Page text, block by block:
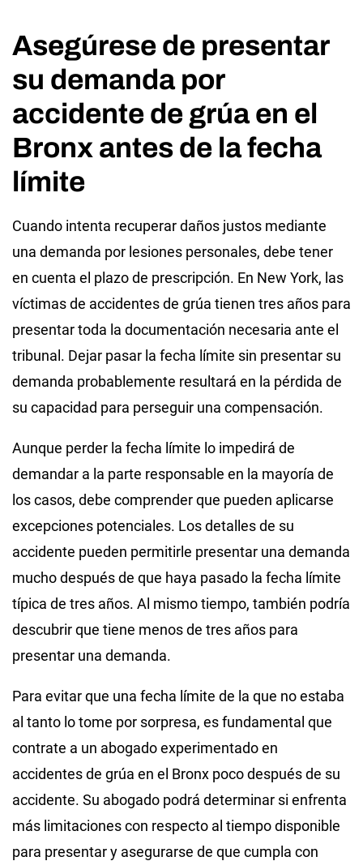
Asegúrese de presentar
su demanda por
accidente de grúa en el
Bronx antes de la fecha
límite
Cuando intenta recuperar daños justos mediante
una demanda por lesiones personales, debe tener
en cuenta el plazo de prescripción. En New York, las
víctimas de accidentes de grúa tienen tres años para
presentar toda la documentación necesaria ante el
tribunal. Dejar pasar la fecha límite sin presentar su
demanda probablemente resultará en la pérdida de
su capacidad para perseguir una compensación.
Aunque perder la fecha límite lo impedirá de
demandar a la parte responsable en la mayoría de
los casos, debe comprender que pueden aplicarse
excepciones potenciales. Los detalles de su
accidente pueden permitirle presentar una demanda
mucho después de que haya pasado la fecha límite
típica de tres años. Al mismo tiempo, también podría
descubrir que tiene menos de tres años para
presentar una demanda.
Para evitar que una fecha límite de la que no estaba
al tanto lo tome por sorpresa, es fundamental que
contrate a un abogado experimentado en
accidentes de grúa en el Bronx poco después de su
accidente. Su abogado podrá determinar si enfrenta
más limitaciones con respecto al tiempo disponible
para presentar y asegurarse de que cumpla con